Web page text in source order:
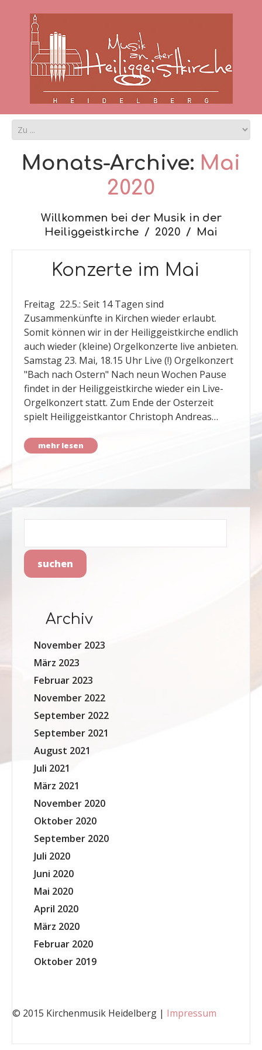
Monats-Archive: Mai
2020
Willkommen bei der Musik in der
Heiliggeistkirche
2020 Mai
Konzerte im Mai
Freitag 22.5.: Seit 14 Tagen sind
Zusammenkünfte in Kirchen wieder erlaubt.
Somit können wir in der Heiliggeistkirche endlich
auch wieder (kleine) Orgelkonzerte live anbieten.
Samstag 23. Mai, 18.15 Uhr Live (!) Orgelkonzert
"Bach nach Ostern" Nach neun Wochen Pause
findet in der Heiliggeistkirche wieder ein Live-
Orgelkonzert statt. Zum Ende der Osterzeit
spielt Heiliggeistkantor Christoph Andreas…
mehr lesen
Archiv
November 2023
März 2023
Februar 2023
November 2022
September 2022
September 2021
August 2021
Juli 2021
März 2021
November 2020
Oktober 2020
September 2020
Juli 2020
Juni 2020
Mai 2020
April 2020
März 2020
Februar 2020
Oktober 2019
© 2015 Kirchenmusik Heidelberg | Impressum